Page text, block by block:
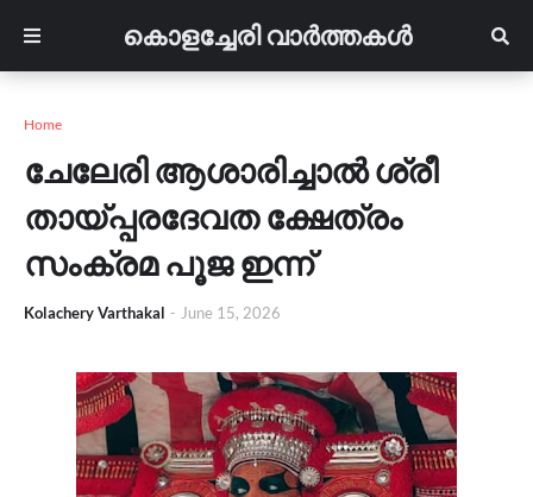
കൊളച്ചേരി വാർത്തകൾ
Home
ചേലേരി ആശാരിച്ചാൽ ശ്രീ
തായ്പ്പരദേവത ക്ഷേത്രം
സംക്രമ പൂജ ഇന്ന്
Kolachery Varthakal - June 15, 2026